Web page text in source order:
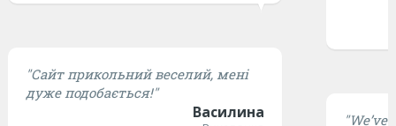
"Сайт прикольний веселий, мені
дуже подобається!"
Василина